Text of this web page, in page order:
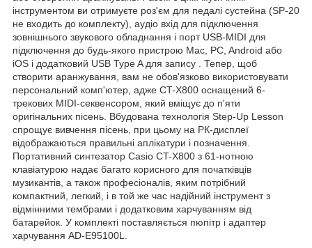
інструментом ви отримуєте роз'єм для педалі сустейна (SP-20
не входить до комплекту), аудіо вхід для підключення
зовнішнього звукового обладнання і порт USB-MIDI для
підключення до будь-якого пристрою Mac, PC, Android або
iOS і додатковий USB Type A для запису . Тепер, щоб
створити аранжування, вам не обов'язково використовувати
персональний комп'ютер, адже CT-X800 оснащений 6-
трекових MIDI-секвенсором, який вміщує до п'яти
оригінальних пісень. Вбудована технологія Step-Up Lesson
спрощує вивчення пісень, при цьому на РК-дисплеї
відображаються правильні аплікатури і позначення.
Портативний синтезатор Casio CT-X800 з 61-нотною
клавіатурою надає багато корисного для початківців
музикантів, а також професіоналів, яким потрібний
компактний, легкий, і в той же час надійний інструмент з
відмінними тембрами і додатковим харчуванням від
батарейок. У комплекті поставляється пюпітр і адаптер
харчування AD-E95100L.